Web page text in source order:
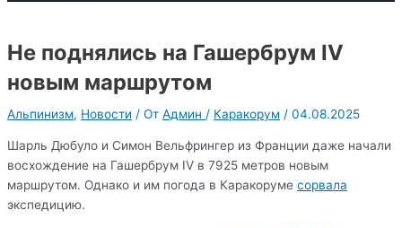
Не поднялись на Гашербрум IV
новым маршрутом
Альпинизм, Новости / От Админ / Каракорум / 04.08.2025
Шарль Дюбуло и Симон Вельфрингер из Франции даже начали
восхождение на Гашербрум IV в 7925 метров новым
маршрутом. Однако и им погода в Каракоруме сорвала
экспедицию.